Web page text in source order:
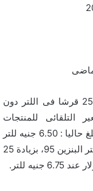
7- قرار أبريل الماضى بزيادة أسعار البنزين 25 قرشا فى اللتر دون
التلقائى للمنتجات
البترولية زيادة أسعار البنزين بأنواعه الثلاثة لتبلغ حاليا : 6.50 جنيه للتر
البنزين 80، و7,75 جنيه للتر 92، و8,75 جنيه للتر البنزين 95، بزيادة 25
للتر.